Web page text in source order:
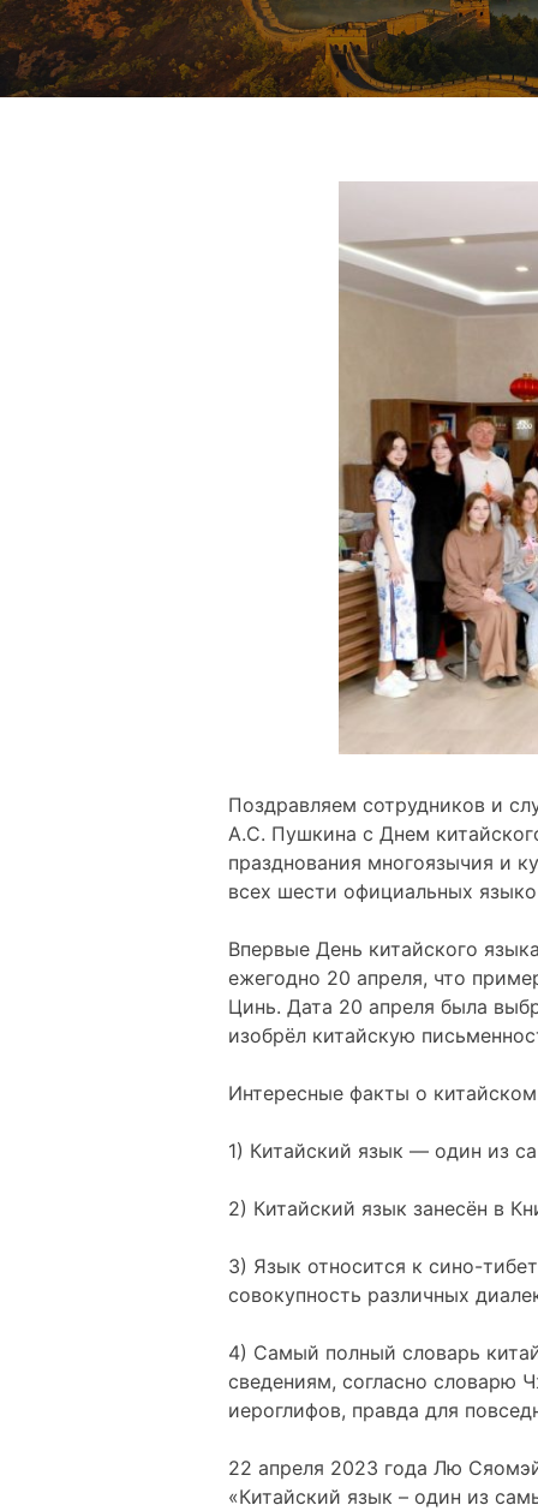
Поздравляем сотрудников и
А.С. Пушкина с Днем
празднования многоязычия и
всех шести официальных
Впервые День китайского
ежегодно 20 апреля, что
Цинь. Дата 20 апреля была
изобрёл китайскую
Интересные факты о
1) Китайский язык — один из
2) Китайский язык занесён в
3) Язык относится к сино-
совокупность различных
4) Самый полный словарь
сведениям, согласно словарю
иероглифов, правда для
22 апреля 2023 года Лю
«Китайский язык – один из